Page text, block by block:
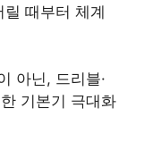
때부터 체계
아닌, 드리블·
기본기 극대화